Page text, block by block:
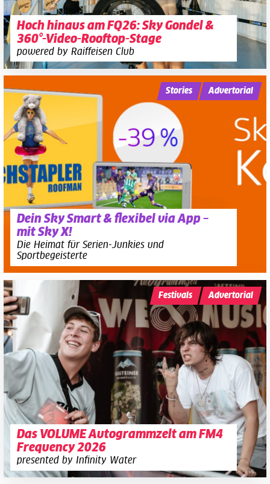
Hoch hinaus am FQ26: Sky Gondel &
360°-Video-Rooftop-Stage
powered by Raiffeisen Club
Dein Sky Smart & flexibel via App –
mit Sky X!
Die Heimat für Serien-Junkies und
Sportbegeisterte
Stories Advertorial
Das VOLUME Autogrammzelt am FM4
Frequency 2026
presented by Infinity Water
Festivals Advertorial